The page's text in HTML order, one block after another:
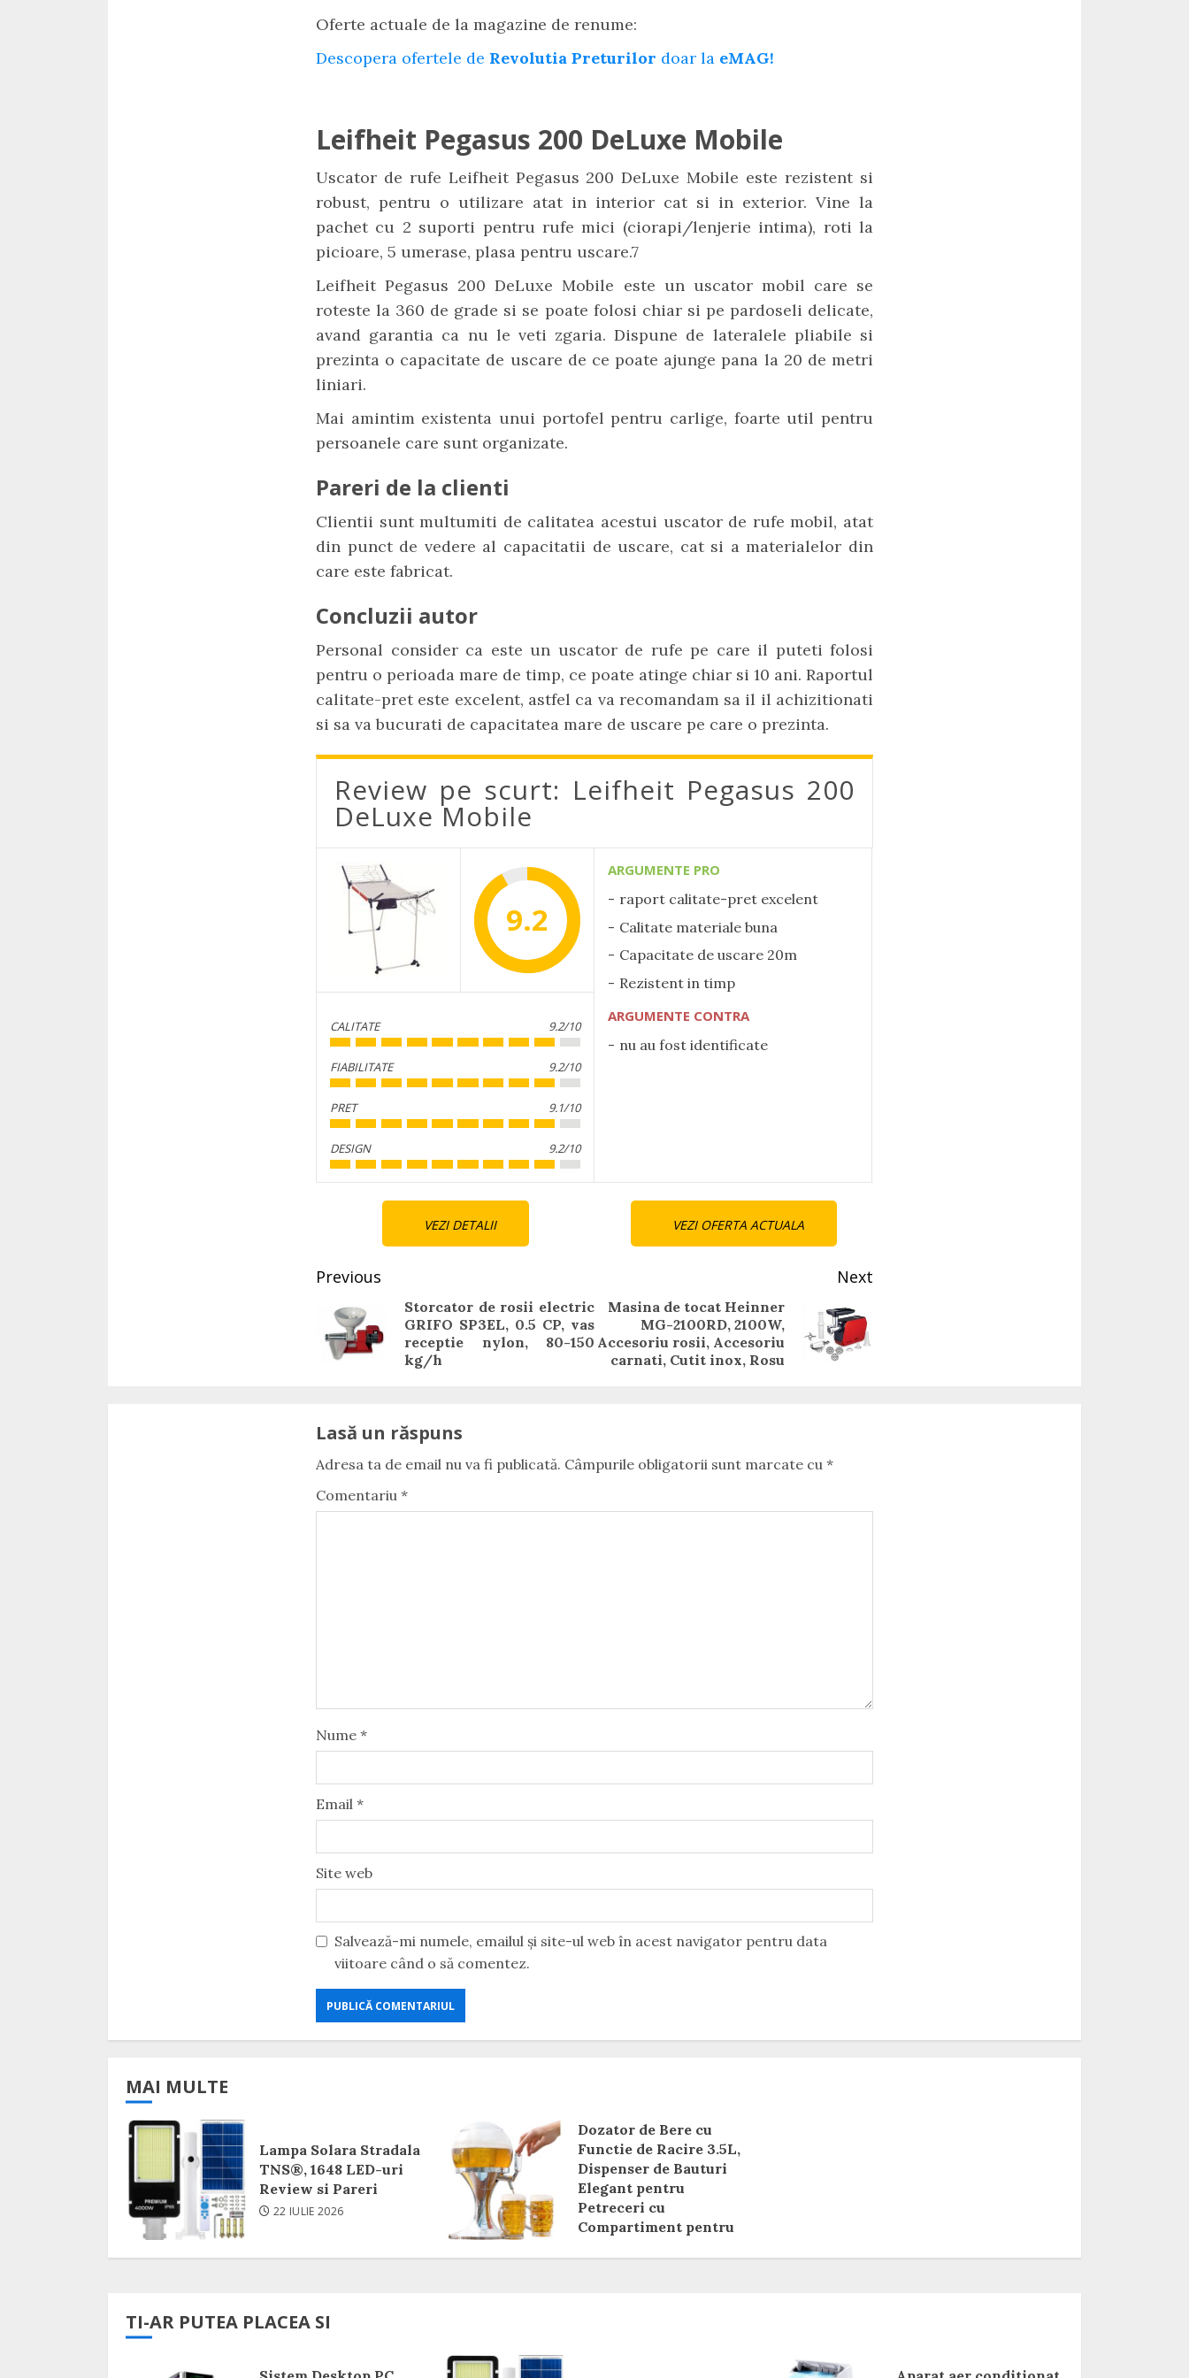
Oferte actuale de la magazine de renume:
Descopera ofertele de Revolutia Preturilor doar la eMAG!
Leifheit Pegasus 200 DeLuxe Mobile
Uscator de rufe Leifheit Pegasus 200 DeLuxe Mobile este rezistent si
robust, pentru o utilizare atat in interior cat si in exterior. Vine la
pachet cu 2 suporti pentru rufe mici (ciorapi/lenjerie intima), roti la
picioare, 5 umerase, plasa pentru uscare.7
Leifheit Pegasus 200 DeLuxe Mobile este un uscator mobil care se
roteste la 360 de grade si se poate folosi chiar si pe pardoseli delicate,
avand garantia ca nu le veti zgaria. Dispune de lateralele pliabile si
prezinta o capacitate de uscare de ce poate ajunge pana la 20 de metri
liniari.
Mai amintim existenta unui portofel pentru carlige, foarte util pentru
persoanele care sunt organizate.
Pareri de la clienti
Clientii sunt multumiti de calitatea acestui uscator de rufe mobil, atat
din punct de vedere al capacitatii de uscare, cat si a materialelor din
care este fabricat.
Concluzii autor
Personal consider ca este un uscator de rufe pe care il puteti folosi
pentru o perioada mare de timp, ce poate atinge chiar si 10 ani. Raportul
calitate-pret este excelent, astfel ca va recomandam sa il il achizitionati
si sa va bucurati de capacitatea mare de uscare pe care o prezinta.
Review pe scurt: Leifheit Pegasus 200
DeLuxe Mobile
9.2
CALITATE 9.2/10
FIABILITATE 9.2/10
PRET 9.1/10
DESIGN 9.2/10
ARGUMENTE PRO
raport calitate-pret excelent
Calitate materiale buna
Capacitate de uscare 20m
Rezistent in timp
ARGUMENTE CONTRA
nu au fost identificate
VEZI DETALII VEZI OFERTA ACTUALA
Continue
Reading
Previous
Previous
post:
Storcator de rosii electric
GRIFO SP3EL, 0.5 CP, vas
receptie nylon, 80-150
kg/h
Next
Next
post:
Masina de tocat Heinner
MG-2100RD, 2100W,
Accesoriu rosii, Accesoriu
carnati, Cutit inox, Rosu
Lasă un răspuns
Adresa ta de email nu va fi publicată. Câmpurile obligatorii sunt marcate cu *
Comentariu *
Nume *
Email *
Site web
Salvează-mi numele, emailul și site-ul web în acest navigator pentru data
viitoare când o să comentez.
MAI MULTE
Lampa Solara Stradala
TNS®, 1648 LED-uri
Review si Pareri
22 IULIE 2026
Dozator de Bere cu
Functie de Racire 3.5L,
Dispenser de Bauturi
Elegant pentru
Petreceri cu
Compartiment pentru
TI-AR PUTEA PLACEA SI